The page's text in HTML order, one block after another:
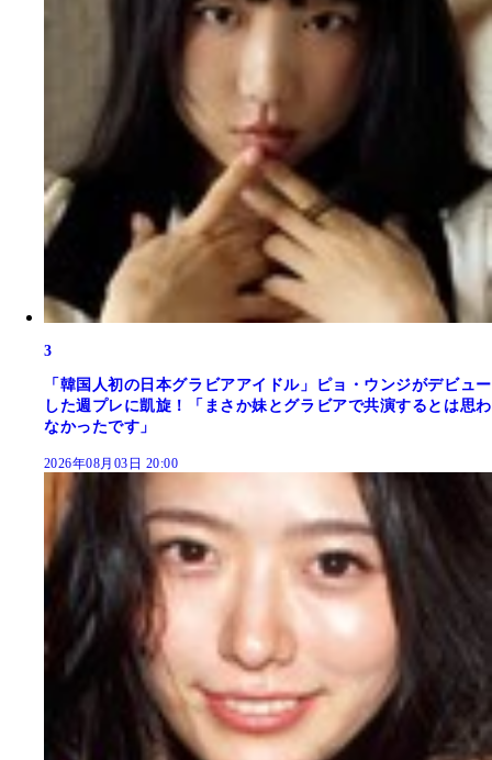
3
「韓国人初の日本グラビアアイドル」ピョ・ウンジがデビュー
した週プレに凱旋！「まさか妹とグラビアで共演するとは思わ
なかったです」
2026年08月03日 20:00